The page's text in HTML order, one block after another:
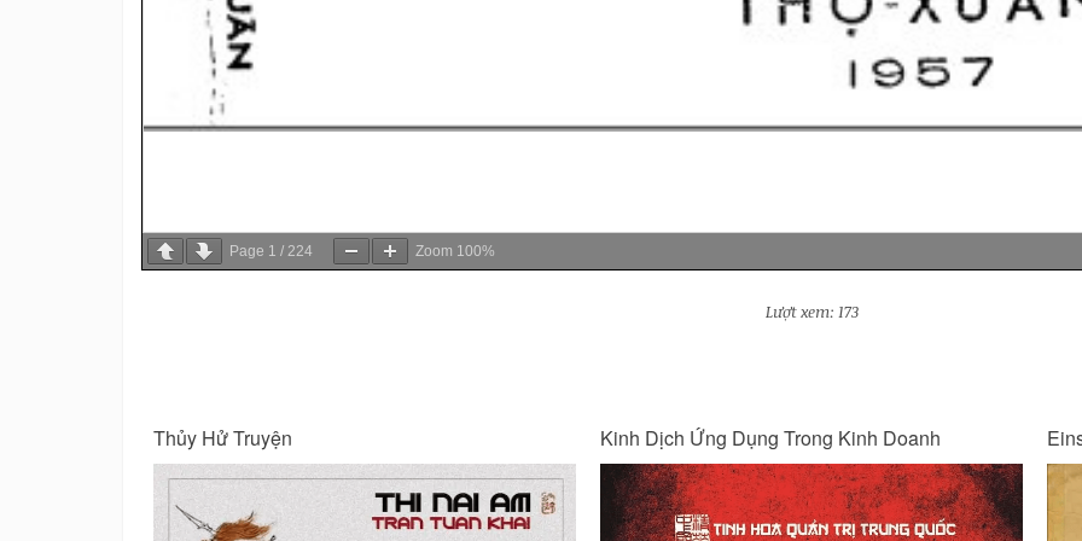
Page 1 / 224 Zoom 100%
Lượt xem: 173
Kinh Dịch Ứng Dụng Trong Kinh Doanh Einstein và Vũ Trụ